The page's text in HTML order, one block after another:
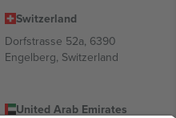
Switzerland
Dorfstrasse 52a, 6390
Engelberg, Switzerland
United Arab Emirates